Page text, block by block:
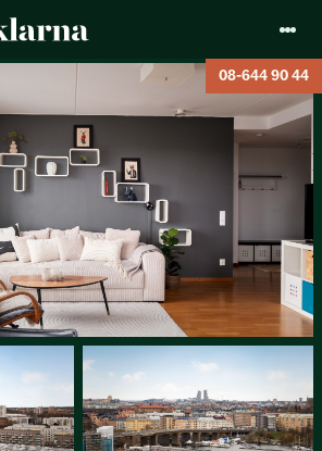
08-644 90 44